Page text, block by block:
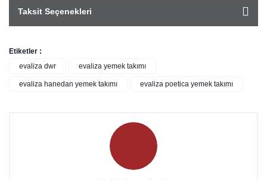
Taksit Seçenekleri
Etiketler :
evaliza dwr
evaliza yemek takımı
evaliza hanedan yemek takımı evaliza poetica yemek takımı